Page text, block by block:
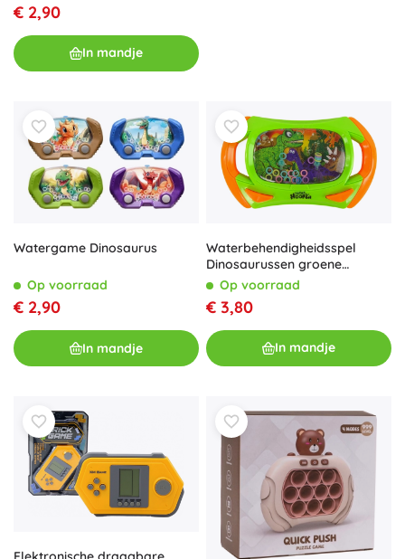
€ 2,90
In mandje
Watergame Dinosaurus
Op voorraad
€ 2,90
In mandje
Waterbehendigheidsspel
Dinosaurussen groene
console
Op voorraad
€ 3,80
In mandje